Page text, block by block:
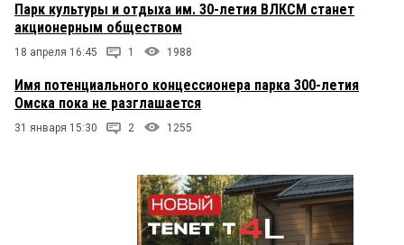
Парк культуры и отдыха им. 30-летия ВЛКСМ станет
акционерным обществом
18 апреля 16:45 1 1988
Имя потенциального концессионера парка 300-летия
Омска пока не разглашается
31 января 15:30 2 1255